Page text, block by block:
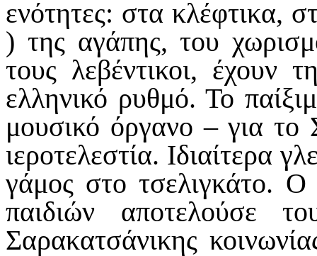
ενότητες: στα κλέφτικα,
) της αγάπης, του
τους λεβέντικοι, έχουν
ελληνικό ρυθμό. Το
μουσικό όργανο – για
ιεροτελεστία. Ιδιαίτερα
γάμος στο τσελιγκάτο.
παιδιών αποτελούσε
Σαρακατσάνικης